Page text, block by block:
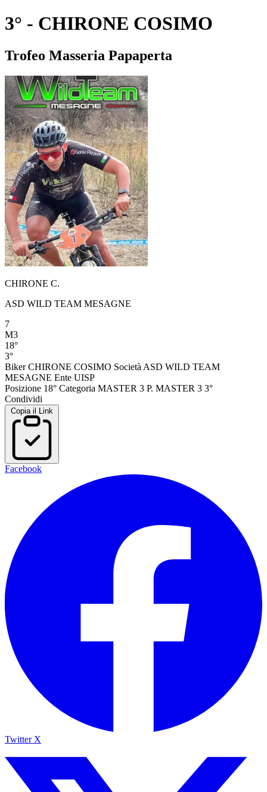
3° - CHIRONE COSIMO
Trofeo Masseria Papaperta
CHIRONE C.
ASD WILD TEAM MESAGNE
7
M3
18°
3°
Biker CHIRONE COSIMO Società ASD WILD TEAM
MESAGNE Ente UISP
Posizione 18° Categoria MASTER 3 P. MASTER 3 3°
Condividi
Copia il Link
Facebook
Twitter X